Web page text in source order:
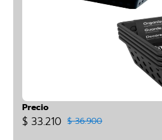
Precio
$ 33.210 $ 36.900